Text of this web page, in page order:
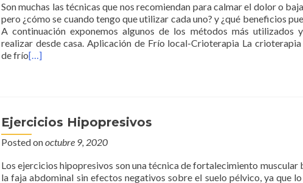
Son muchas las técnicas que nos recomiendan para calmar el dolor o
pero ¿cómo se cuando tengo que utilizar cada uno? y ¿qué beneficios
A continuación exponemos algunos de los métodos más utilizados
realizar desde casa. Aplicación de Frío local-Crioterapia La
de frío[…]
Ejercicios Hipopresivos
Posted onoctubre 9, 2020
Los ejercicios hipopresivos son una técnica de fortalecimiento muscular
la faja abdominal sin efectos negativos sobre el suelo pélvico, ya que